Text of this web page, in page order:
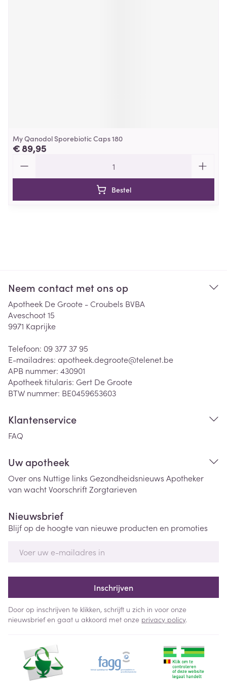
My Qanodol Sporebiotic Caps 180
€ 89,95
Bestel
Neem contact met ons op
Apotheek De Groote - Croubels BVBA
Aveschoot 15
9971 Kaprijke
Telefoon: 09 377 37 95
E-mailadres: apotheek.degroote@telenet.be
APB nummer: 430901
Apotheek titularis: Gert De Groote
BTW nummer: BE0459653603
Klantenservice
FAQ
Uw apotheek
Over ons Nuttige links Gezondheidsnieuws Apotheker
van wachtVoorschriftZorgtarieven
Nieuwsbrief
Blijf op de hoogte van nieuwe producten en promoties
Inschrijven
Door op inschrijven te klikken, schrijft u zich in voor onze
nieuwsbrief en gaat u akkoord met onze privacy policy.